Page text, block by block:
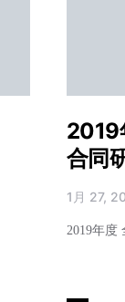
2019
合同
1月 27,
2019年度